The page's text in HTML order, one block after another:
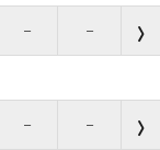
– –
– –